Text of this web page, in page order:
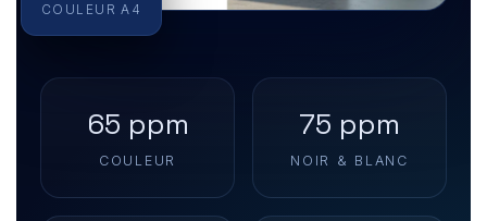
COULEUR A4
65 ppm
COULEUR
75 ppm
NOIR & BLANC